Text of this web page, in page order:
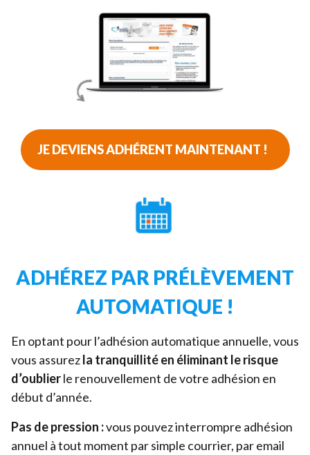
JE DEVIENS ADHÉRENT MAINTENANT !
ADHÉREZ PAR PRÉLÈVEMENT
AUTOMATIQUE !
En optant pour l’adhésion automatique annuelle, vous
vous assurezla tranquillité en éliminant le risque
d’oublierle renouvellement de votre adhésion en
début d’année.
Pas de pression :vous pouvez interrompre adhésion
annuel à tout moment par simple courrier, par email